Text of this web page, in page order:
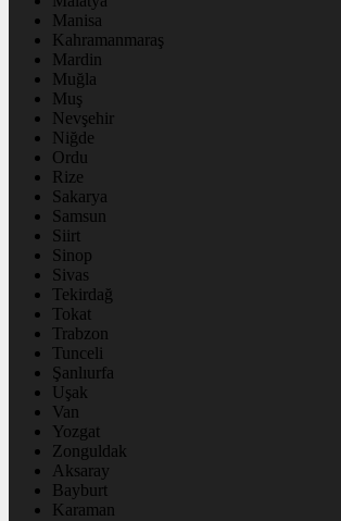
Manisa
Kahramanmaraş
Mardin
Muğla
Muş
Nevşehir
Niğde
Ordu
Rize
Sakarya
Samsun
Siirt
Sinop
Sivas
Tekirdağ
Tokat
Trabzon
Tunceli
Şanlıurfa
Uşak
Van
Yozgat
Zonguldak
Aksaray
Bayburt
Karaman